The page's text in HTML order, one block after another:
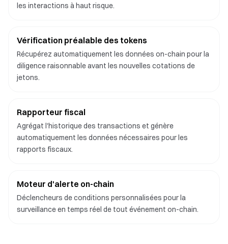
les interactions à haut risque.
Vérification préalable des tokens
Récupérez automatiquement les données on-chain pour la
diligence raisonnable avant les nouvelles cotations de
jetons.
Rapporteur fiscal
Agrégat l'historique des transactions et génère
automatiquement les données nécessaires pour les
rapports fiscaux.
Moteur d'alerte on-chain
Déclencheurs de conditions personnalisées pour la
surveillance en temps réel de tout événement on-chain.